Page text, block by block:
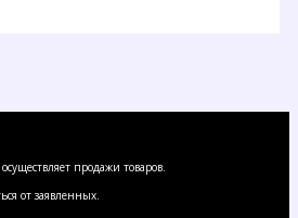
продажи товаров.
от заявленных.